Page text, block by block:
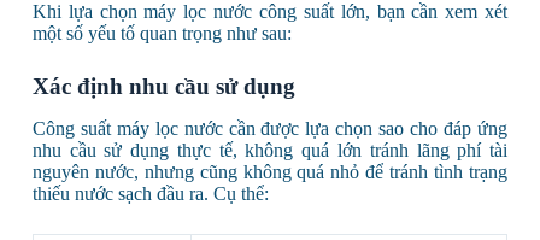
Khi lựa chọn máy lọc nước công suất lớn, bạn cần xem xét
một số yếu tố quan trọng như sau:
Xác định nhu cầu sử dụng
Công suất máy lọc nước cần được lựa chọn sao cho đáp ứng
nhu cầu sử dụng thực tế, không quá lớn tránh lãng phí tài
nguyên nước, nhưng cũng không quá nhỏ để tránh tình trạng
thiếu nước sạch đầu ra. Cụ thể: